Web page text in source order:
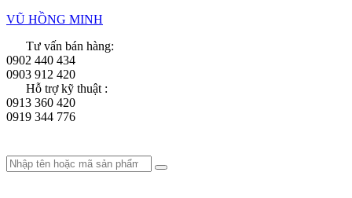
VŨ HỒNG MINH
Tư vấn bán hàng:
0902 440 434
0903 912 420
Hỗ trợ kỹ thuật :
0913 360 420
0919 344 776